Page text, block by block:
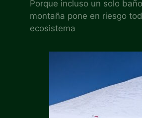
Porque incluso un solo
montaña pone en riesgo
ecosistema